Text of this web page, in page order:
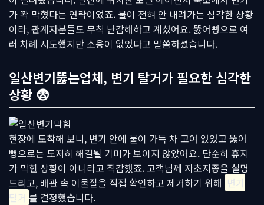
가 꽉 막혔다는 연락이었죠. 물이 전혀 안 내려가는 심각한 상황
이라, 관계자분들도 무척 난감해하고 계셨어요. 뚫어뻥으로 여
러 차례 시도했지만 소용이 없었다고 말씀하셨습니다.
일산변기뚫는업체, 변기 탈거가 필요한 심각한
상황 😨
현장에 도착해 보니, 변기 안에 물이 가득 차 고여 있었고 뚫어
뻥으로는 도저히 해결될 기미가 보이지 않았어요. 단순히 휴지
가 막힌 상황이 아니라고 직감했죠. 고객님께 자초지종을 설명
드리고, 배관 속 이물질을 직접 확인하고 제거하기 위해 변기
탈거 를 결정했습니다.